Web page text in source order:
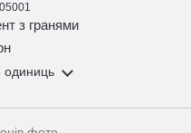
з гранями
одиниць